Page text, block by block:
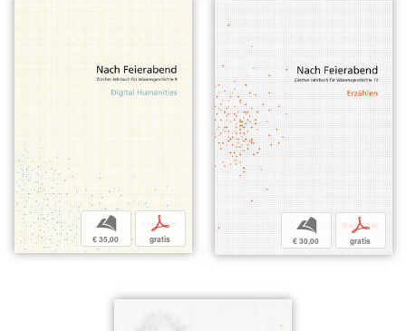
b
€ 35,00
p
gratis
b
€ 30,00
p
gratis